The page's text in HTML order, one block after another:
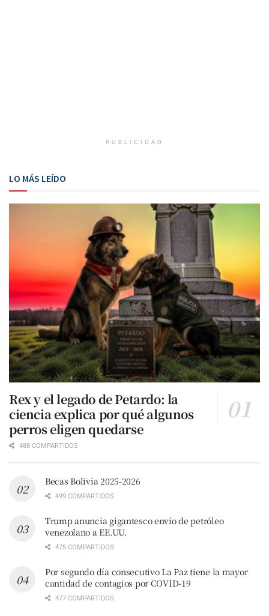
PUBLICIDAD
LO MÁS LEÍDO
Rex y el legado de Petardo: la
ciencia explica por qué algunos
perros eligen quedarse
488 COMPARTIDOS
Becas Bolivia 2025-2026
499 COMPARTIDOS
Trump anuncia gigantesco envío de petróleo
venezolano a EE.UU.
475 COMPARTIDOS
Por segundo día consecutivo La Paz tiene la mayor
cantidad de contagios por COVID-19
477 COMPARTIDOS